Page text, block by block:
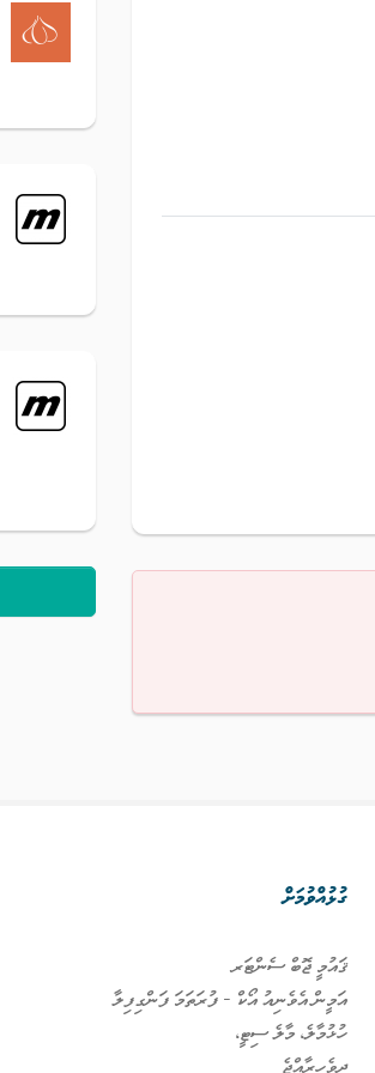
ގުޅުއްވުމަށް
ޤައުމީ ޖޮބް ސެންޓަރ
އަމީން އެވެނިއު އޯކް - ފުރަތަމަ ފަންގިފިލާ
ހުޅުމާލެ، މާލެ ސިޓީ،
ދިވެހިރާއްޖެ